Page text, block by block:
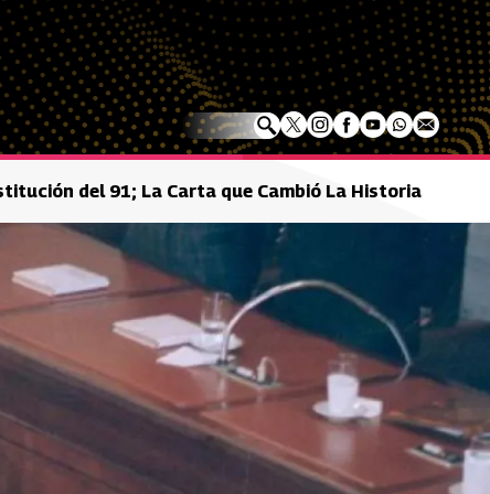
del 91; La Carta que Cambió La Historia